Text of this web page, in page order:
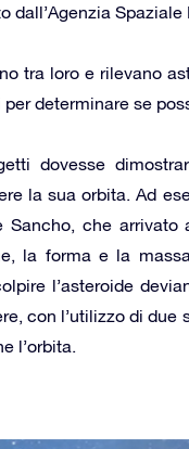
dall’Agenzia
tra loro e rilevano
determinare se
dovesse
la sua orbita. Ad
che arrivato
la forma e la
l’asteroide
con l’utilizzo di due
l’orbita.